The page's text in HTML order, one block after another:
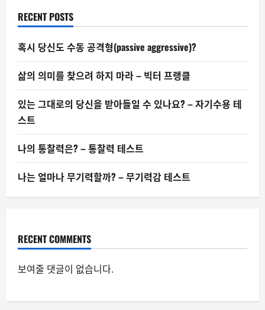
위
RECENT POSTS
혹시 당신도 수동 공격형(passive aggressive)?
삶의 의미를 찾으려 하지 마라 – 빅터 프랭클
있는 그대로의 당신을 받아들일 수 있나요? – 자기수용 테
스트
나의 통찰력은? – 통찰력 테스트
나는 얼마나 무기력할까? – 무기력감 테스트
RECENT COMMENTS
보여줄 댓글이 없습니다.